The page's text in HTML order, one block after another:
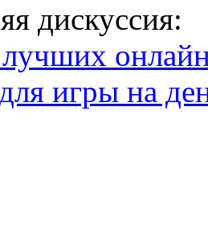
дискуссия:
лучших
игры на